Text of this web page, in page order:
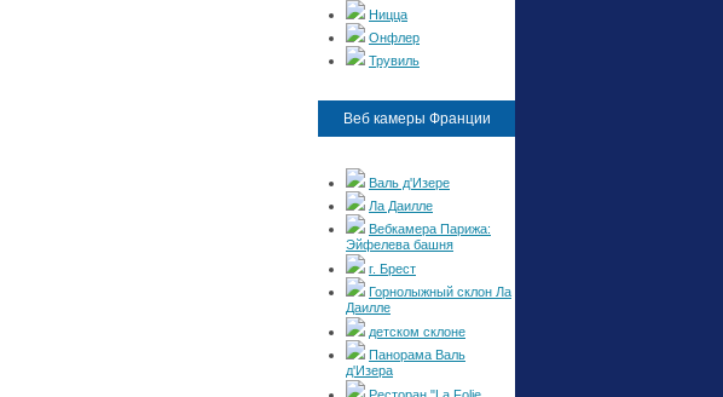
Ницца
Онфлер
Трувиль
Веб камеры Франции
Валь д'Изере
Ла Даилле
Вебкамера Парижа:
Эйфелева башня
г. Брест
Горнолыжный склон Ла
Даилле
детском склоне
Панорама Валь
д'Изера